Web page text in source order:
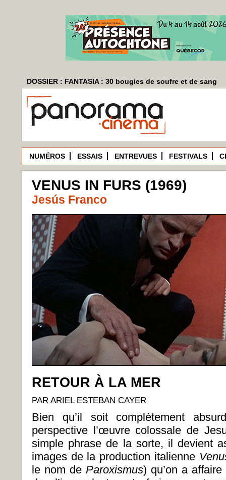
DOSSIER : FANTASIA : 30 bougies de soufre et de sang
NUMÉROS ESSAIS ENTREVUES FESTIVALS
VENUS IN FURS (1969)
Jesús Franco
RETOUR À LA MER
PAR ARIEL ESTEBAN CAYER
Bien qu’il soit complètement
perspective l’œuvre colossale de
simple phrase de la sorte, il devient
images de la production italienne
le nom de Paroxismus) qu’on a